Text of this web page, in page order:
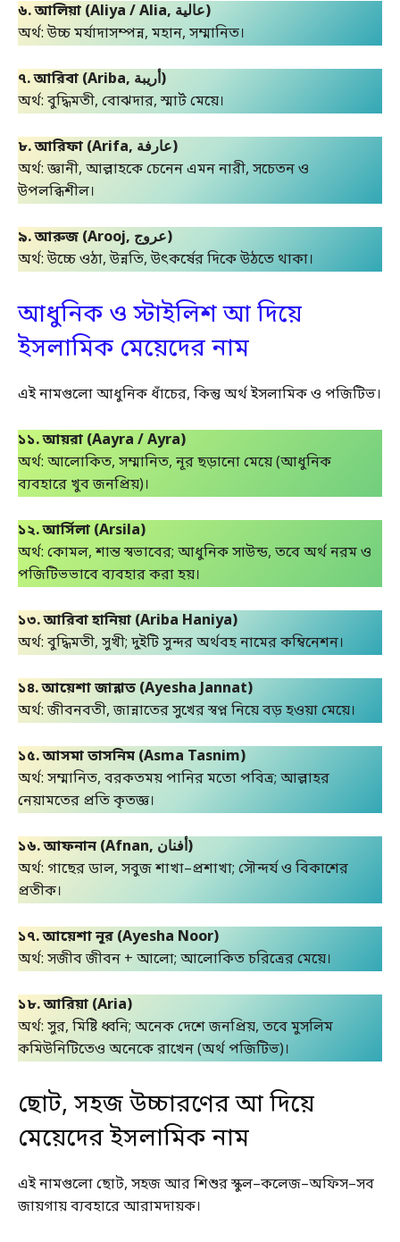
৬. আলিয়া (Aliya / Alia, عالية)
অর্থ: উচ্চ মর্যাদাসম্পন্ন, মহান, সম্মানিত।
৭. আরিবা (Ariba, أريبة)
অর্থ: বুদ্ধিমতী, বোঝদার, স্মার্ট মেয়ে।
৮. আরিফা (Arifa, عارفة)
অর্থ: জ্ঞানী, আল্লাহকে চেনেন এমন নারী, সচেতন ও
উপলব্ধিশীল।
৯. আরুজ (Arooj, عروج)
অর্থ: উচ্চে ওঠা, উন্নতি, উৎকর্ষের দিকে উঠতে থাকা।
আধুনিক ও স্টাইলিশ আ দিয়ে
ইসলামিক মেয়েদের নাম
এই নামগুলো আধুনিক ধাঁচের, কিন্তু অর্থ ইসলামিক ও পজিটিভ।
১১. আয়রা (Aayra / Ayra)
অর্থ: আলোকিত, সম্মানিত, নূর ছড়ানো মেয়ে (আধুনিক
ব্যবহারে খুব জনপ্রিয়)।
১২. আর্সিলা (Arsila)
অর্থ: কোমল, শান্ত স্বভাবের; আধুনিক সাউন্ড, তবে অর্থ নরম ও
পজিটিভভাবে ব্যবহার করা হয়।
১৩. আরিবা হানিয়া (Ariba Haniya)
অর্থ: বুদ্ধিমতী, সুখী; দুইটি সুন্দর অর্থবহ নামের কম্বিনেশন।
১৪. আয়েশা জান্নাত (Ayesha Jannat)
অর্থ: জীবনবতী, জান্নাতের সুখের স্বপ্ন নিয়ে বড় হওয়া মেয়ে।
১৫. আসমা তাসনিম (Asma Tasnim)
অর্থ: সম্মানিত, বরকতময় পানির মতো পবিত্র; আল্লাহর
নেয়ামতের প্রতি কৃতজ্ঞ।
১৬. আফনান (Afnan, أفنان)
অর্থ: গাছের ডাল, সবুজ শাখা–প্রশাখা; সৌন্দর্য ও বিকাশের
প্রতীক।
১৭. আয়েশা নূর (Ayesha Noor)
অর্থ: সজীব জীবন + আলো; আলোকিত চরিত্রের মেয়ে।
১৮. আরিয়া (Aria)
অর্থ: সুর, মিষ্টি ধ্বনি; অনেক দেশে জনপ্রিয়, তবে মুসলিম
কমিউনিটিতেও অনেকে রাখেন (অর্থ পজিটিভ)।
ছোট, সহজ উচ্চারণের আ দিয়ে
মেয়েদের ইসলামিক নাম
এই নামগুলো ছোট, সহজ আর শিশুর স্কুল–কলেজ–অফিস–সব
জায়গায় ব্যবহারে আরামদায়ক।